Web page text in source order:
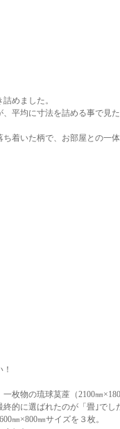
めました。
平均に寸法を詰める事で見
着いた柄で、お部屋との一体
枚物の琉球茣蓙（2100㎜
的に選ばれたのが「畳｣でし
㎜×800㎜サイズを３枚。